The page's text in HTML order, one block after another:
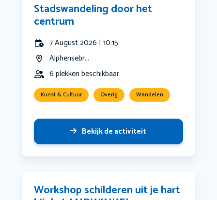
Stadswandeling door het
centrum
7 August 2026 | 10:15
Alphensebr...
6 plekken beschikbaar
Kunst & Cultuur Overig Wandelen
Bekijk de activiteit
Workshop schilderen uit je hart